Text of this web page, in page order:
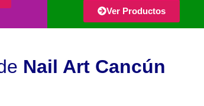
Ver Productos
Nail Art Cancún